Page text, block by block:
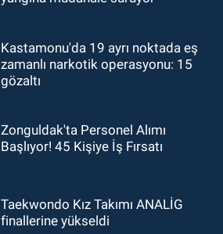
Kastamonu'da 19 ayrı noktada eş
zamanlı narkotik operasyonu: 15
gözaltı
Zonguldak'ta Personel Alımı
Başlıyor! 45 Kişiye İş Fırsatı
Taekwondo Kız Takımı ANALİG
finallerine yükseldi